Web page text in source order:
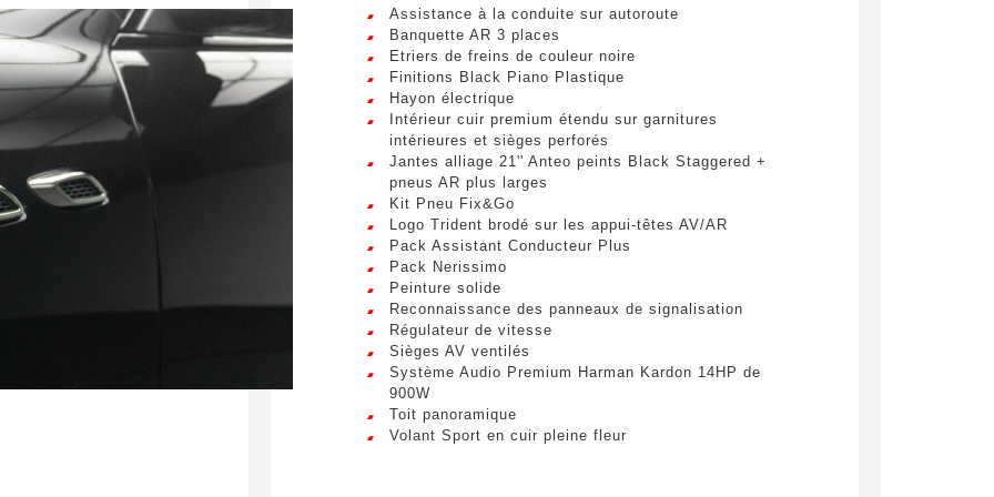
Téléphone
ce formulaire, j'accepte que les informations saisies
Envoyer
dolor sit amet, consectetur adipiscing elit. Ut a elit sed nisl pulvinar
a vel nibh. Sed aliquam varius feugiat. Suspendisse finibus nec nibh eget
Mauris et malesuada augue.
Assistance à la conduite sur autoroute
Banquette AR 3 places
Etriers de freins de couleur noire
Finitions Black Piano Plastique
Hayon électrique
Intérieur cuir premium étendu sur garnitures
intérieures et sièges perforés
Jantes alliage 21'' Anteo peints Black Staggered +
pneus AR plus larges
Kit Pneu Fix&Go
Logo Trident brodé sur les appui-têtes AV/AR
Pack Assistant Conducteur Plus
Pack Nerissimo
Peinture solide
Reconnaissance des panneaux de signalisation
Régulateur de vitesse
Sièges AV ventilés
Système Audio Premium Harman Kardon 14HP de
900W
Toit panoramique
Volant Sport en cuir pleine fleur